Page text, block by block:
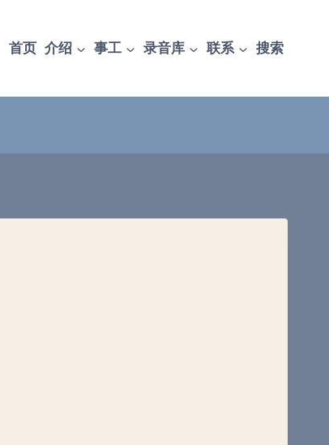
首页 介绍 事工 录音库 联系 搜索